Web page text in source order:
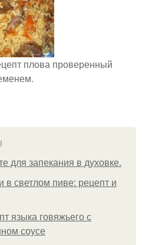
плова проверенный
для запекания в духовке.
в светлом пиве: рецепт и
языка говяжьего с
соусе